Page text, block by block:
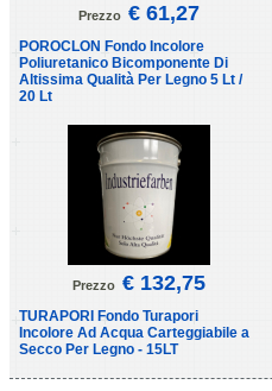
Prezzo € 61,27
POROCLON Fondo Incolore
Poliuretanico Bicomponente Di
Altissima Qualità Per Legno 5 Lt /
20 Lt
Prezzo € 132,75
TURAPORI Fondo Turapori
Incolore Ad Acqua Carteggiabile a
Secco Per Legno - 15LT